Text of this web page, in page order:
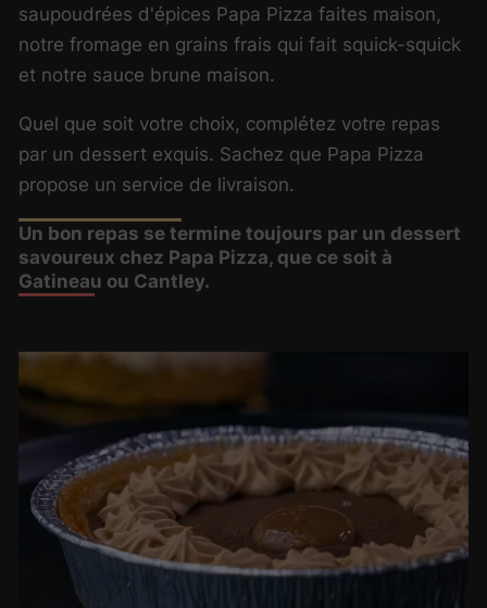
saupoudrées d'épices Papa Pizza faites maison,
notre fromage en grains frais qui fait squick-squick
et notre sauce brune maison.
Quel que soit votre choix, complétez votre repas
par un dessert exquis. Sachez que Papa Pizza
propose un service de livraison.
Un bon repas se termine toujours par un dessert
savoureux chez Papa Pizza, que ce soit à
Gatineau ou Cantley.